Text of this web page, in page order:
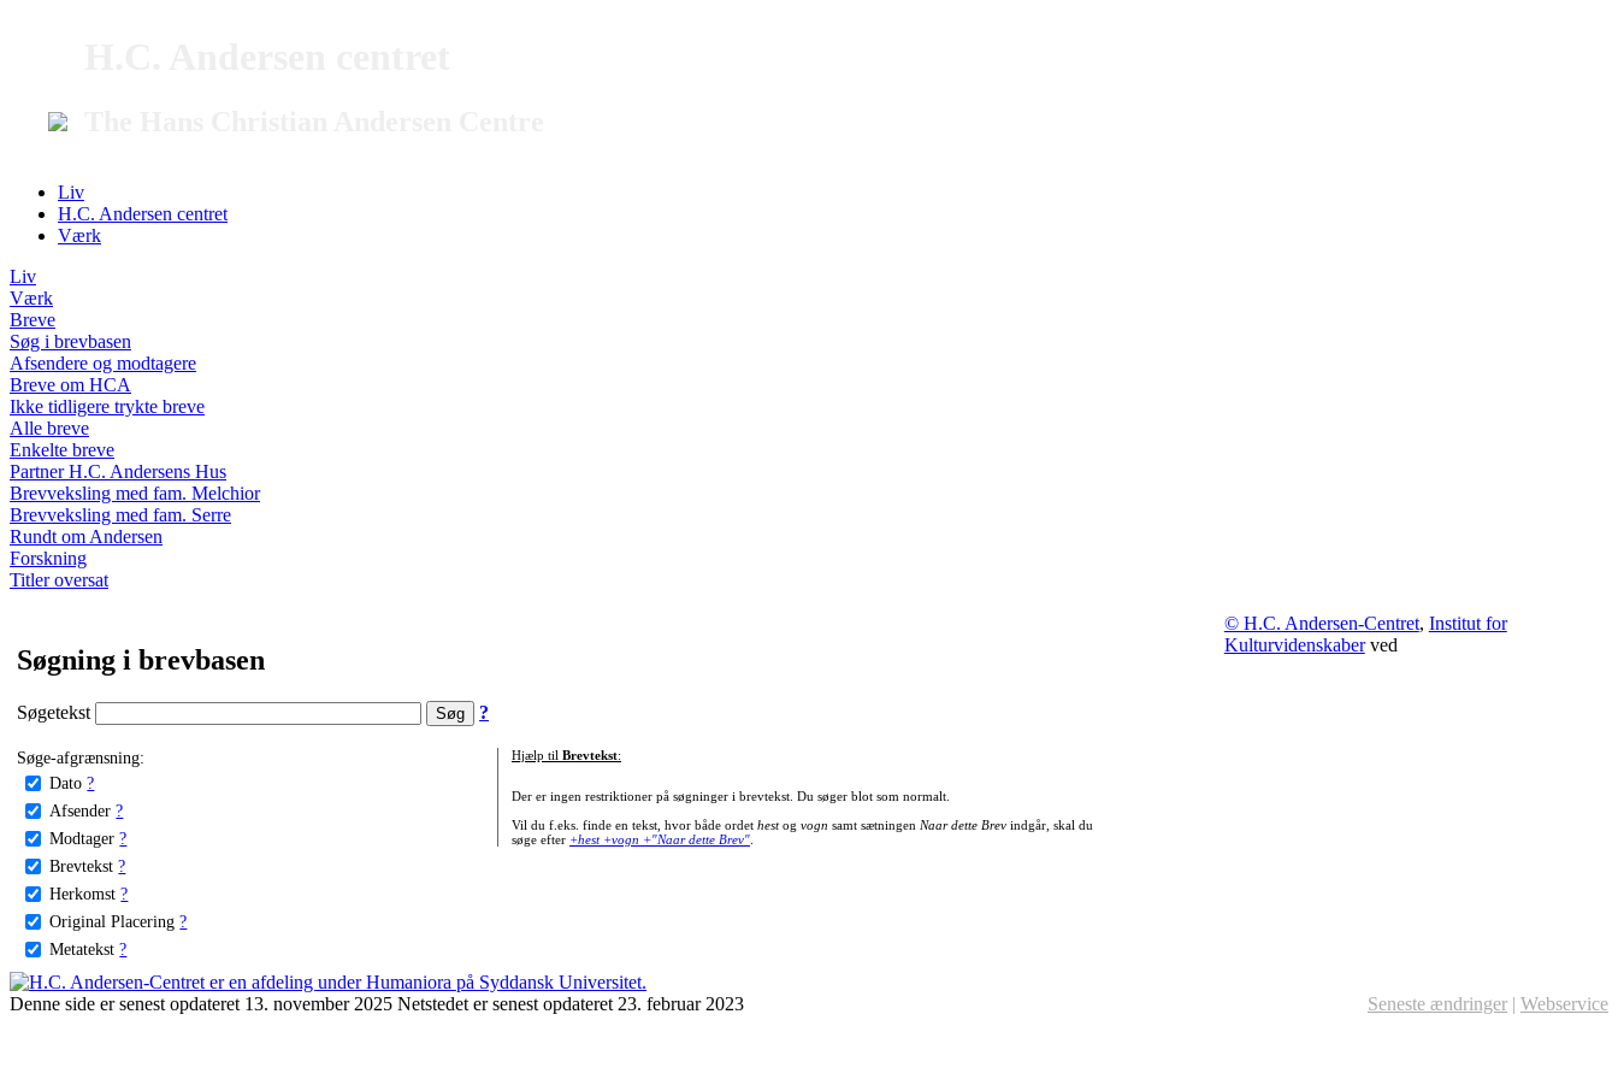
Liv
H.C. Andersen centret
Værk
Liv
Værk
Breve
Søg i brevbasen
Afsendere og modtagere
Breve om HCA
Ikke tidligere trykte breve
Alle breve
Enkelte breve
Partner H.C. Andersens Hus
Brevveksling med fam. Melchior
Brevveksling med fam. Serre
Rundt om Andersen
Forskning
Titler oversat
Søgning i brevbasen
Søgetekst ?
Søge-afgrænsning:
Dato ?
Afsender ?
Modtager ?
Brevtekst ?
Herkomst ?
Original Placering ?
Metatekst ?
Hjælp til Brevtekst:
Der er ingen restriktioner på søgninger i brevtekst. Du søger blot som normalt.
Vil du f.eks. finde en tekst, hvor både ordet hestog vogn samt sætningen Naar dette Brevindgår, skal du
søge efter +hest +vogn +"Naar dette Brev".
© H.C. Andersen-Centret, Institut for
Kulturvidenskaberved
Denne side er senest opdateret 13. november 2025 Netstedet er senest opdateret 23. februar 2023 Seneste ændringer | Webservice